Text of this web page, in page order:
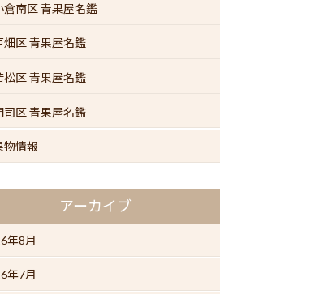
倉南区 青果屋名鑑
畑区 青果屋名鑑
松区 青果屋名鑑
司区 青果屋名鑑
物情報
アーカイブ
年8月
年7月